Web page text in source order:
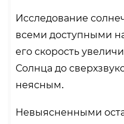
Исследование
всеми доступными
его скорость
Солнца до
неясным.
Невыясненными